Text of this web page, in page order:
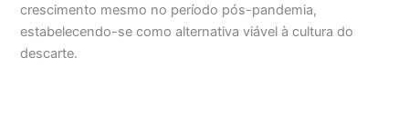
crescimento mesmo no período pós-pandemia,
estabelecendo-se como alternativa viável à cultura do
descarte.